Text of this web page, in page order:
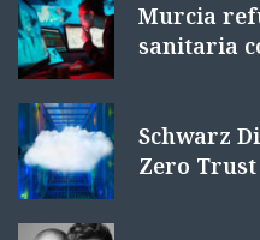
Murcia
sanitaria
Schwarz
Zero Trust